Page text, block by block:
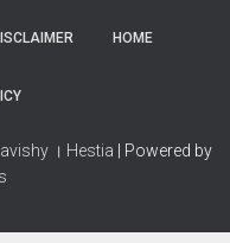
HOME
। Hestia | Powered by